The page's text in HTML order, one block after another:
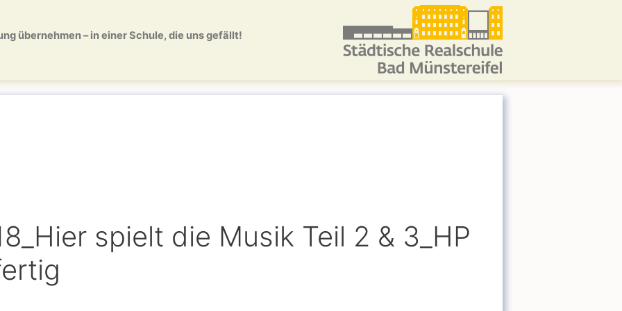
übernehmen – in einer Schule, die uns gefällt!
spielt die Musik Teil 2 & 3_HP